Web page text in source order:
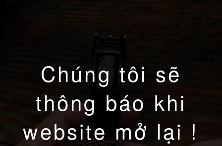
Chúng tôi sẽ
thông báo khi
website mở lại !